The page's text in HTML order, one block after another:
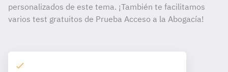
personalizados de este tema. ¡También te facilitamos
varios test gratuitos de Prueba Acceso a la Abogacía!